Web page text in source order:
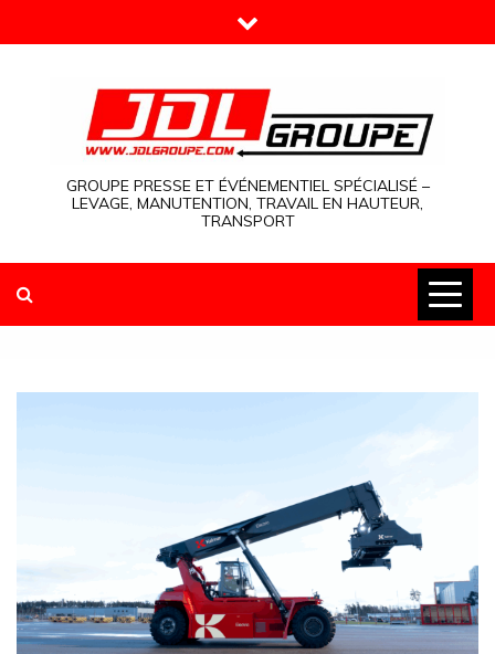
to
GROUPE PRESSE ET ÉVÉNEMENTIEL SPÉCIALISÉ –
LEVAGE, MANUTENTION, TRAVAIL EN HAUTEUR,
TRANSPORT